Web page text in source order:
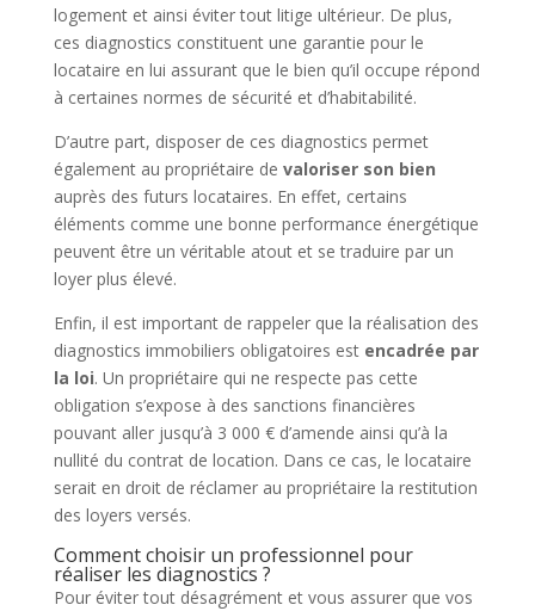
logement et ainsi éviter tout litige ultérieur. De plus,
ces diagnostics constituent une garantie pour le
locataire en lui assurant que le bien qu’il occupe répond
à certaines normes de sécurité et d’habitabilité.
D’autre part, disposer de ces diagnostics permet
également au propriétaire de valoriser son bien
auprès des futurs locataires. En effet, certains
éléments comme une bonne performance énergétique
peuvent être un véritable atout et se traduire par un
loyer plus élevé.
Enfin, il est important de rappeler que la réalisation des
diagnostics immobiliers obligatoires est encadrée par
la loi. Un propriétaire qui ne respecte pas cette
obligation s’expose à des sanctions financières
pouvant aller jusqu’à 3 000 € d’amende ainsi qu’à la
nullité du contrat de location. Dans ce cas, le locataire
serait en droit de réclamer au propriétaire la restitution
des loyers versés.
Comment choisir un professionnel pour
réaliser les diagnostics ?
Pour éviter tout désagrément et vous assurer que vos